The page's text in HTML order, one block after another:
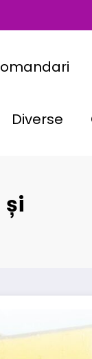
Diverse